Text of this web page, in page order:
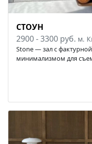
СТОУН
2900 - 3300 руб. м.
Stone — зал с
минимализмом для